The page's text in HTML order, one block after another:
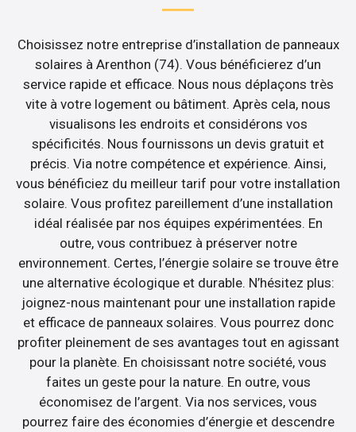
Choisissez notre entreprise d’installation de panneaux
solaires à Arenthon (74). Vous bénéficierez d’un
service rapide et efficace. Nous nous déplaçons très
vite à votre logement ou bâtiment. Après cela, nous
visualisons les endroits et considérons vos
spécificités. Nous fournissons un devis gratuit et
précis. Via notre compétence et expérience. Ainsi,
vous bénéficiez du meilleur tarif pour votre installation
solaire. Vous profitez pareillement d’une installation
idéal réalisée par nos équipes expérimentées. En
outre, vous contribuez à préserver notre
environnement. Certes, l’énergie solaire se trouve être
une alternative écologique et durable. N’hésitez plus:
joignez-nous maintenant pour une installation rapide
et efficace de panneaux solaires. Vous pourrez donc
profiter pleinement de ses avantages tout en agissant
pour la planète. En choisissant notre société, vous
faites un geste pour la nature. En outre, vous
économisez de l’argent. Via nos services, vous
pourrez faire des économies d’énergie et descendre